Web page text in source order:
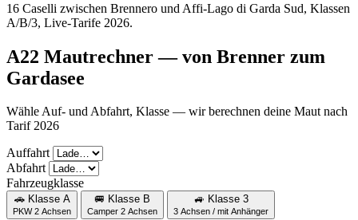
16 Caselli zwischen Brennero und Affi-Lago di Garda Sud, Klassen
A/B/3, Live-Tarife 2026.
A22 Mautrechner — von Brenner zum
Gardasee
Wähle Auf- und Abfahrt, Klasse — wir berechnen deine Maut nach
Tarif 2026
Auffahrt
Abfahrt
Fahrzeugklasse
🚗 Klasse A
PKW 2 Achsen
🚐 Klasse B
Camper 2 Achsen
🚙 Klasse 3
3 Achsen / mit Anhänger